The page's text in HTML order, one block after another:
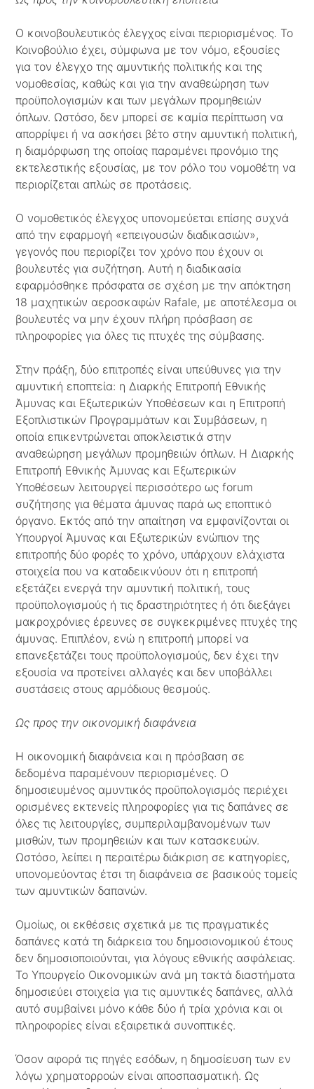
O κοινοβουλευτικός έλεγχος είναι περιορισμένος. Το
Κοινοβούλιο έχει, σύμφωνα με τον νόμο, εξουσίες
για τον έλεγχο της αμυντικής πολιτικής και της
νομοθεσίας, καθώς και για την αναθεώρηση των
προϋπολογισμών και των μεγάλων προμηθειών
όπλων. Ωστόσο, δεν μπορεί σε καμία περίπτωση να
απορρίψει ή να ασκήσει βέτο στην αμυντική πολιτική,
η διαμόρφωση της οποίας παραμένει προνόμιο της
εκτελεστικής εξουσίας, με τον ρόλο του νομοθέτη να
περιορίζεται απλώς σε προτάσεις.
Ο νομοθετικός έλεγχος υπονομεύεται επίσης συχνά
από την εφαρμογή «επειγουσών διαδικασιών»,
γεγονός που περιορίζει τον χρόνο που έχουν οι
βουλευτές για συζήτηση. Αυτή η διαδικασία
εφαρμόσθηκε πρόσφατα σε σχέση με την απόκτηση
18 μαχητικών αεροσκαφών Rafale, με αποτέλεσμα οι
βουλευτές να μην έχουν πλήρη πρόσβαση σε
πληροφορίες για όλες τις πτυχές της σύμβασης.
Στην πράξη, δύο επιτροπές είναι υπεύθυνες για την
αμυντική εποπτεία: η Διαρκής Επιτροπή Εθνικής
Άμυνας και Εξωτερικών Υποθέσεων και η Επιτροπή
Εξοπλιστικών Προγραμμάτων και Συμβάσεων, η
οποία επικεντρώνεται αποκλειστικά στην
αναθεώρηση μεγάλων προμηθειών όπλων. Η Διαρκής
Επιτροπή Εθνικής Άμυνας και Εξωτερικών
Υποθέσεων λειτουργεί περισσότερο ως forum
συζήτησης για θέματα άμυνας παρά ως εποπτικό
όργανο. Εκτός από την απαίτηση να εμφανίζονται οι
Υπουργοί Άμυνας και Εξωτερικών ενώπιον της
επιτροπής δύο φορές το χρόνο, υπάρχουν ελάχιστα
στοιχεία που να καταδεικνύουν ότι η επιτροπή
εξετάζει ενεργά την αμυντική πολιτική, τους
προϋπολογισμούς ή τις δραστηριότητες ή ότι διεξάγει
μακροχρόνιες έρευνες σε συγκεκριμένες πτυχές της
άμυνας. Επιπλέον, ενώ η επιτροπή μπορεί να
επανεξετάζει τους προϋπολογισμούς, δεν έχει την
εξουσία να προτείνει αλλαγές και δεν υποβάλλει
συστάσεις στους αρμόδιους θεσμούς.
Ως προς την οικονομική διαφάνεια
Η οικονομική διαφάνεια και η πρόσβαση σε
δεδομένα παραμένουν περιορισμένες. Ο
δημοσιευμένος αμυντικός προϋπολογισμός περιέχει
ορισμένες εκτενείς πληροφορίες για τις δαπάνες σε
όλες τις λειτουργίες, συμπεριλαμβανομένων των
μισθών, των προμηθειών και των κατασκευών.
Ωστόσο, λείπει η περαιτέρω διάκριση σε κατηγορίες,
υπονομεύοντας έτσι τη διαφάνεια σε βασικούς τομείς
των αμυντικών δαπανών.
Ομοίως, οι εκθέσεις σχετικά με τις πραγματικές
δαπάνες κατά τη διάρκεια του δημοσιονομικού έτους
δεν δημοσιοποιούνται, για λόγους εθνικής ασφάλειας.
Το Υπουργείο Οικονομικών ανά μη τακτά διαστήματα
δημοσιεύει στοιχεία για τις αμυντικές δαπάνες, αλλά
αυτό συμβαίνει μόνο κάθε δύο ή τρία χρόνια και οι
πληροφορίες είναι εξαιρετικά συνοπτικές.
Όσον αφορά τις πηγές εσόδων, η δημοσίευση των εν
λόγω χρηματορροών είναι αποσπασματική. Ως